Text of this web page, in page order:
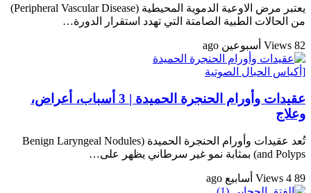
يعتبر مرض الاوعية الدموية المحيطية (Peripheral Vascular Disease)
من الحالات الطبية الصامتة التي تهدد استقرار الدورة…
82 Views أسبوعين ago
[أكياس الحبال الصوتية
عقيدات وأورام الحنجرة الحميدة | 3 أسباب، أعراض،
وعلاج
تُعد عقيدات وأورام الحنجرة الحميدة (Benign Laryngeal Nodules
and Polyps) بمثابة نمو غير سرطاني يظهر على…
89 Views 4 أسابيع ago